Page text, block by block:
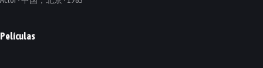
Películas
Super Me